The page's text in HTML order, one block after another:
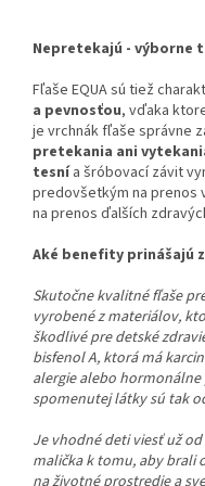
Nepretekajú - výborne
Fľaše EQUA sú tiež
a pevnosťou, vďaka
je vrchnák fľaše správne
pretekania ani
tesnía šróbovací závit
predovšetkým na prenos
na prenos ďalších
Aké benefity prinášajú
Skutočne kvalitné fľaše
vyrobené z materiálov,
škodlivé pre detské
bisfenol A, ktorá má
alergie alebo
spomenutej látky sú tak
Je vhodné deti viesť už od
malička k tomu, aby brali
na životné prostredie a